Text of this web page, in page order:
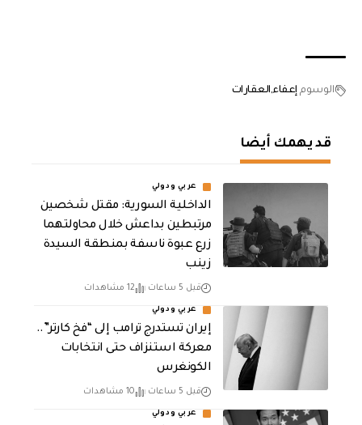
الوسوم إعفاء العقارات
قد يهمك أيضا
عربي ودولي
الداخلية السورية: مقتل شخصين
مرتبطين بداعش خلال محاولتهما
زرع عبوة ناسفة بمنطقة السيدة
زينب
قبل 5 ساعات 12 مشاهدات
عربي ودولي
إيران تستدرج ترامب إلى “فخ كارتر”..
معركة استنزاف حتى انتخابات
الكونغرس
قبل 5 ساعات 10 مشاهدات
عربي ودولي